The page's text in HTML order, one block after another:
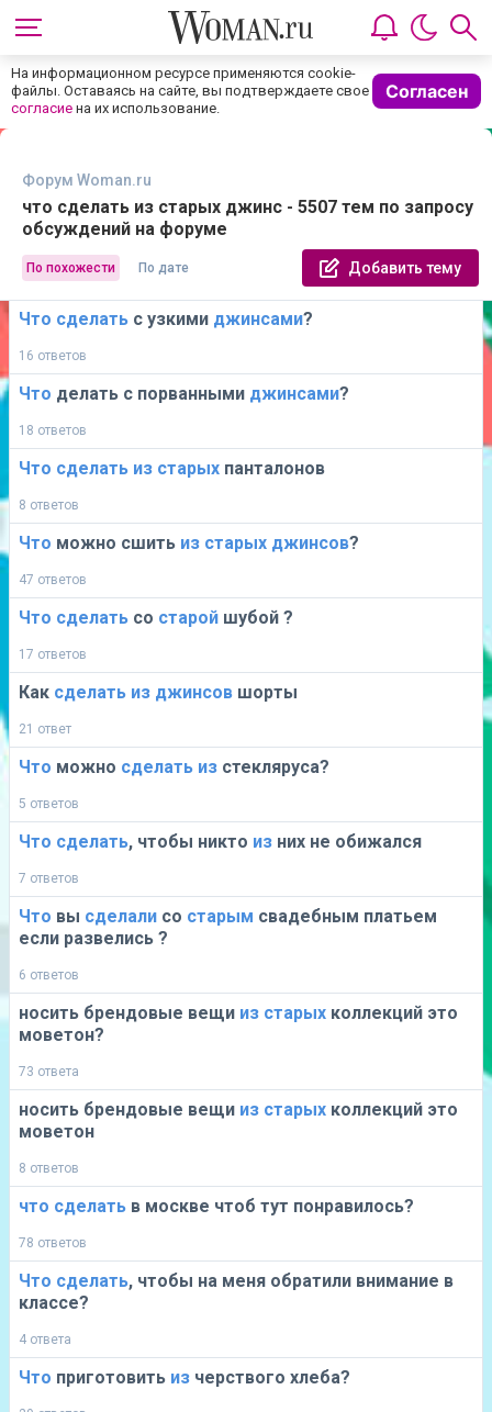
На информационном ресурсе применяются cookie-
файлы. Оставаясь на сайте, вы подтверждаете свое
согласие на их использование.
Согласен
Форум Woman.ru
что сделать из старых джинс - 5507 тем по запросу
обсуждений на форуме
По похожести По дате Добавить тему
Что сделать с узкими джинсами?
16 ответов
Что делать с порванными джинсами?
18 ответов
Что сделать из старых панталонов
8 ответов
Что можно сшить из старых джинсов?
47 ответов
Что сделать со старой шубой ?
17 ответов
Как сделать из джинсов шорты
21 ответ
Что можно сделать из стекляруса?
5 ответов
Что сделать, чтобы никто из них не обижался
7 ответов
Что вы сделали со старым свадебным платьем
если развелись ?
6 ответов
носить брендовые вещи из старых коллекций это
моветон?
73 ответа
носить брендовые вещи из старых коллекций это
моветон
8 ответов
что сделать в москве чтоб тут понравилось?
78 ответов
Что сделать, чтобы на меня обратили внимание в
классе?
4 ответа
Что приготовить из черствого хлеба?